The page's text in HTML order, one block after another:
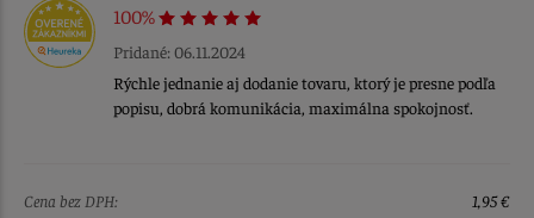
100%
Pridané: 06.11.2024
Rýchle jednanie aj dodanie tovaru, ktorý je presne podľa
popisu, dobrá komunikácia, maximálna spokojnosť.
Cena bez DPH:
1,95 €